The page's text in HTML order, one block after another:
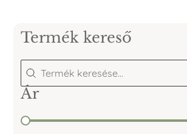
Termék kereső
Termék kereső
Termék kereső
Ár
Ár